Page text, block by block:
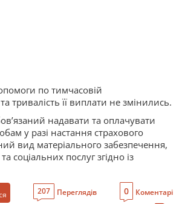
по тимчасовій
тривалість її виплати не змінились.
надавати та оплачувати
у разі настання страхового
вид матеріального забезпечення,
соціальних послуг згідно із
207 Переглядів 0 Коментарі